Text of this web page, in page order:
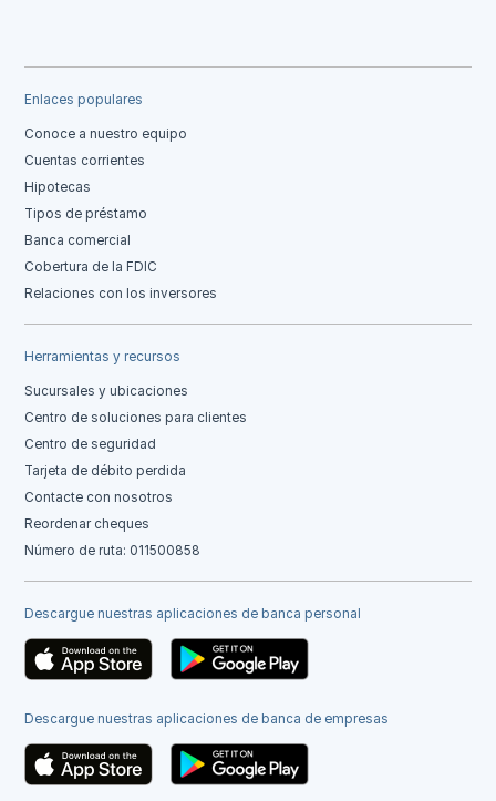
Enlaces populares
Conoce a nuestro equipo
Cuentas corrientes
Hipotecas
Tipos de préstamo
Banca comercial
Cobertura de la FDIC
Relaciones con los inversores
Herramientas y recursos
Sucursales y ubicaciones
Centro de soluciones para clientes
Centro de seguridad
Tarjeta de débito perdida
Contacte con nosotros
Reordenar cheques
Número de ruta: 011500858
Descargue nuestras aplicaciones de banca personal
Descargue nuestras aplicaciones de banca de empresas